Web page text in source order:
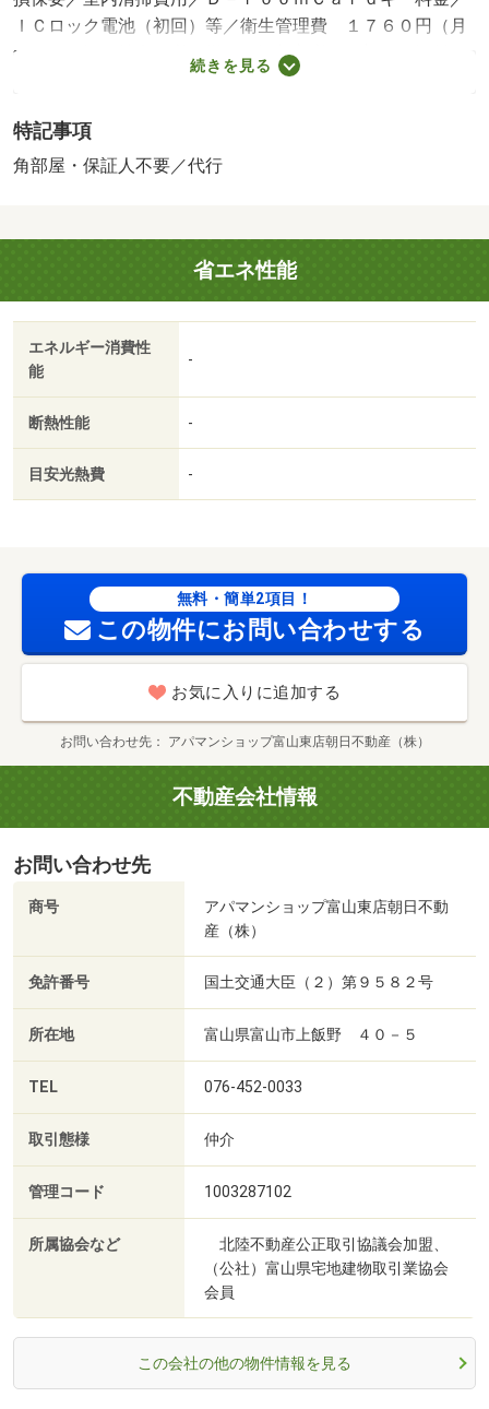
ＩＣロック電池（初回）等／衛生管理費 １７６０円（月
額）／保証会社利用必：機関保証加入必須。初回保証料３
５０００円、月額保証料賃料等総額の１％＋８００円／月
故意・過失等別途実費］ルームクリーニング料金に、エア
コンクリーニング費用を含みます。衛生管理費１７６０円
ング／ＴＶインターホン／オートロック／室内洗濯置／シ
ューズボックス／システムキッチン／角住戸／温水洗浄便
座／洗面所独立／駐輪場／宅配ボックス／ＣＡＴＶ／即入
居可／敷金不要／対面式キッチン／ＩＨクッキングヒータ
ー／照明付／保証人不要／カードキー／２沿線利用可／物
置／ネット使用料不要／床下収納／２駅利用可／敷地内ご
機／礼金１ヶ月／保証会社利用可／ＩＴ重説 対応物件／
ファミリーマート（コンビニ）まで３６３ｍ／セブンイレ
ブン（コンビニ）まで４８１ｍ／ファミリーマート（コン
ンイレブン（コンビニ）まで６６６ｍ/賃貸戸数:21戸
続きを見る
特記事項
角部屋・保証人不要／代行
省エネ性能
エネルギー消費性
能
-
断熱性能 -
目安光熱費 -
無料・簡単2項目！
この物件にお問い合わせする
お気に入りに追加する
お問い合わせ先 アパマンショップ富山東店朝日不動産（株）
不動産会社情報
お問い合わせ先
商号
アパマンショップ富山東店朝日不動
産（株）
免許番号 国土交通大臣（２）第９５８２号
所在地 富山県富山市上飯野 ４０－５
TEL 076-452-0033
取引態様 仲介
管理コード 1003287102
所属協会など
北陸不動産公正取引協議会加盟、
（公社）富山県宅地建物取引業協会
会員
この会社の他の物件情報を見る